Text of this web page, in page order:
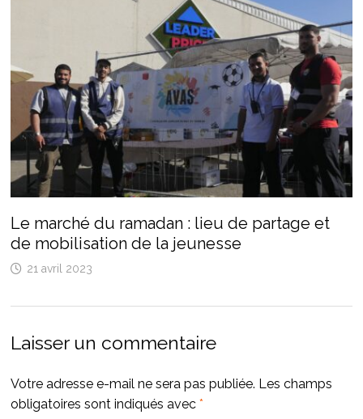
Le marché du ramadan : lieu de partage et
de mobilisation de la jeunesse
21 avril 2023
Laisser un commentaire
Votre adresse e-mail ne sera pas publiée. Les champs
obligatoires sont indiqués avec *